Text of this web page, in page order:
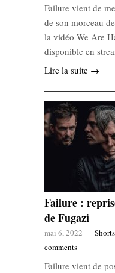
Failure vient de
de son morceau
la vidéo We Are
disponible en
Lire la suite →
Failure :
de Fugazi
mai 6, 2022 - Shorts
comments
Failure vient de